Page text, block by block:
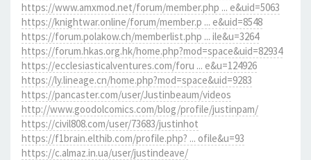
https://www.amxmod.net/forum/member.php ... e&uid=5063
https://knightwar.online/forum/member.p ... e&uid=8548
https://forum.polakow.ch/memberlist.php ... ile&u=3264
https://forum.hkas.org.hk/home.php?mod=space&uid=82934
https://ecclesiasticalventures.com/foru ... e&u=124926
https://ly.lineage.cn/home.php?mod=space&uid=9283
https://pancaster.com/user/Justinbeaum/videos
http://www.goodolcomics.com/blog/profile/justinpam/
https://civil808.com/user/73683/justinhot
https://f1brain.elthib.com/profile.php? ... ofile&u=93
https://c.almaz.in.ua/user/justindeave/